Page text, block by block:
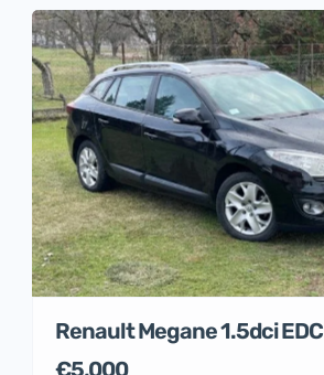
Renault Megane 1.5dci EDC
€5,000